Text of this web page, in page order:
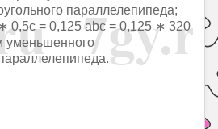
параллелепипеда;
0,5c = 0,125 abc = 0,125 ∗ 320
уменьшенного